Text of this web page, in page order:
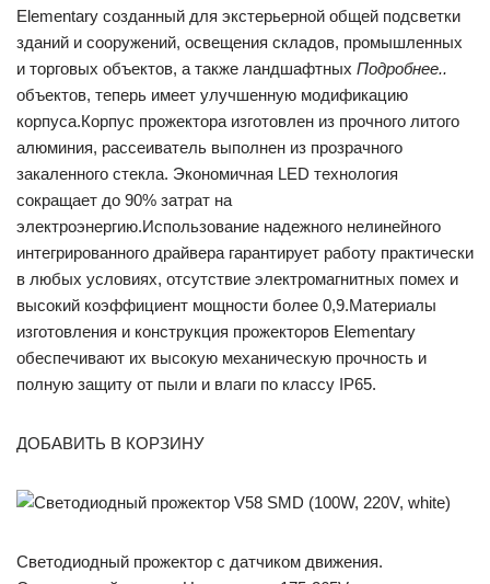
Elementary созданный для экстерьерной общей подсветки
зданий и сооружений, освещения складов, промышленных
и торговых объектов, а также ландшафтных Подробнее..
объектов, теперь имеет улучшенную модификацию
корпуса.Корпус прожектора изготовлен из прочного литого
алюминия, рассеиватель выполнен из прозрачного
закаленного стекла. Экономичная LED технология
сокращает до 90% затрат на
электроэнергию.Использование надежного нелинейного
интегрированного драйвера гарантирует работу практически
в любых условиях, отсутствие электромагнитных помех и
высокий коэффициент мощности более 0,9.Материалы
изготовления и конструкция прожекторов Elementary
обеспечивают их высокую механическую прочность и
полную защиту от пыли и влаги по классу IP65.
ДОБАВИТЬ В КОРЗИНУ
Светодиодный прожектор с датчиком движения.